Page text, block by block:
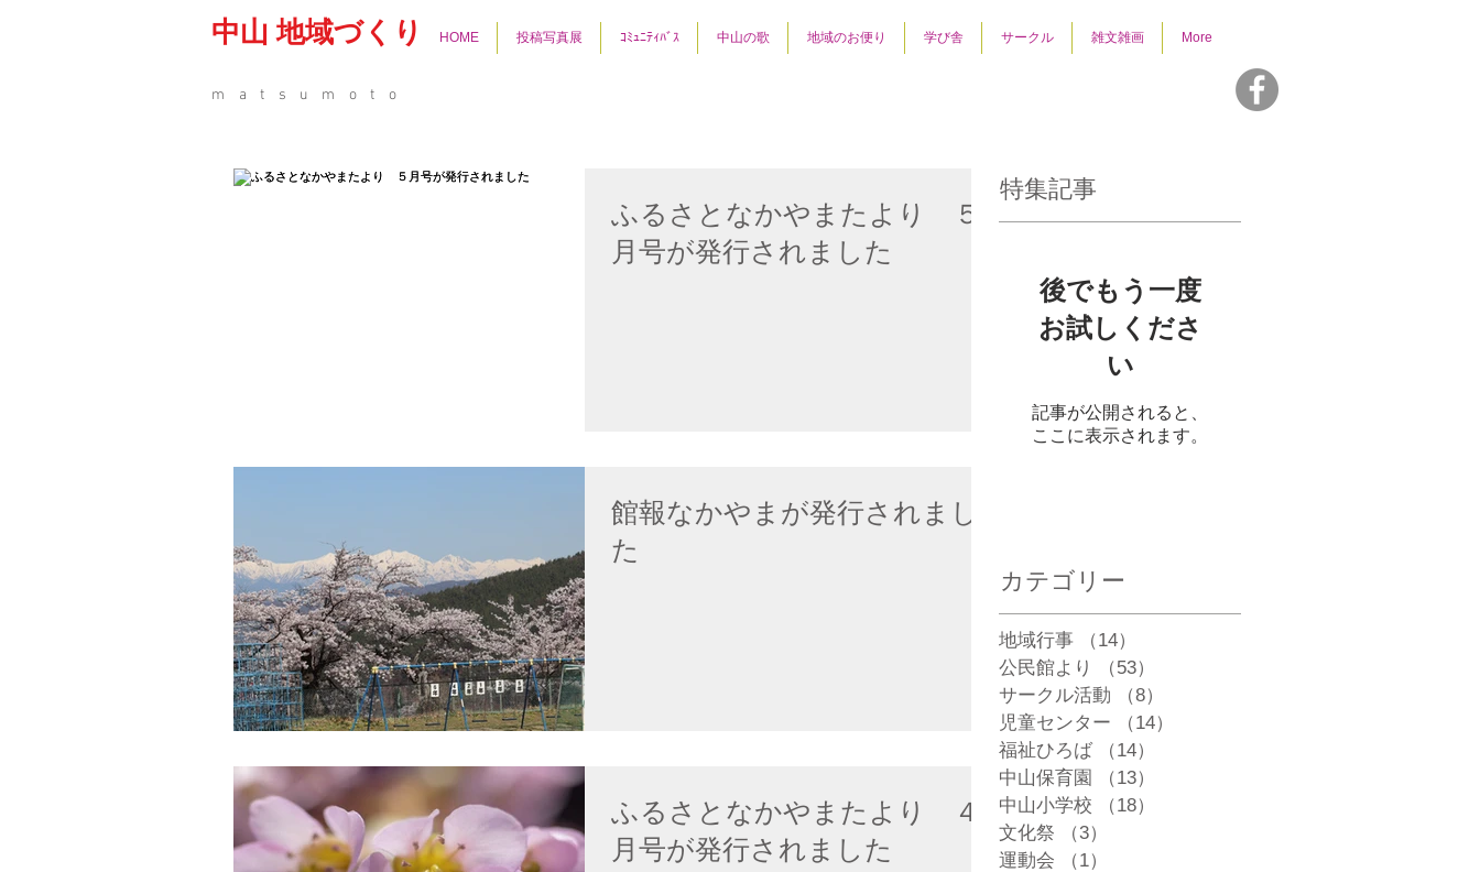
中山 地域づくり HOME 投稿写真展 ｺﾐｭﾆﾃｨﾊﾞｽ 中山の歌 地域のお便り 学び舎 サークル 雑文雑画 More
matsumoto
ふるさとなかやまたより ５
月号が発行されました
館報なかやまが発行されまし
た
ふるさとなかやまたより ４
月号が発行されました
特集記事
後でもう一度
お試しくださ
い
記事が公開されると、
ここに表示されます。
カテゴリー
地域行事 （14）
公民館より
（53）
サークル活動
（8）
児童センター
（14）
福祉ひろば
（14）
中山保育園
（13）
中山小学校
（18）
文化祭
（3）
運動会
（1）